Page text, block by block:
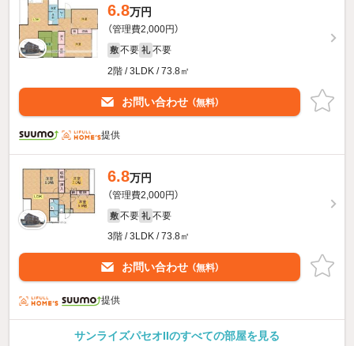
6.8万円
（管理費2,000円）
敷 不要 礼 不要
2階 / 3LDK / 73.8㎡
お問い合わせ （無料）
提供
6.8万円
（管理費2,000円）
敷 不要 礼 不要
3階 / 3LDK / 73.8㎡
お問い合わせ （無料）
提供
サンライズパセオIIのすべての部屋を見る